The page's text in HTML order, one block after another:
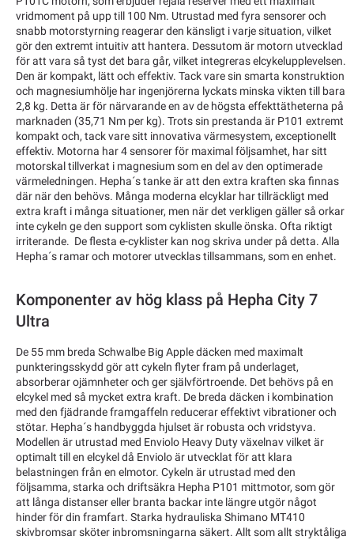
vridmoment på upp till 100 Nm. Utrustad med fyra sensorer och
snabb motorstyrning reagerar den känsligt i varje situation, vilket
gör den extremt intuitiv att hantera. Dessutom är motorn utvecklad
för att vara så tyst det bara går, vilket integreras elcykelupplevelsen.
Den är kompakt, lätt och effektiv. Tack vare sin smarta konstruktion
och magnesiumhölje har ingenjörerna lyckats minska vikten till bara
2,8 kg. Detta är för närvarande en av de högsta effekttätheterna på
marknaden (35,71 Nm per kg). Trots sin prestanda är P101 extremt
kompakt och, tack vare sitt innovativa värmesystem, exceptionellt
effektiv. Motorna har 4 sensorer för maximal följsamhet, har sitt
motorskal tillverkat i magnesium som en del av den optimerade
värmeledningen. Hepha´s tanke är att den extra kraften ska finnas
där när den behövs. Många moderna elcyklar har tillräckligt med
extra kraft i många situationer, men när det verkligen gäller så orkar
inte cykeln ge den support som cyklisten skulle önska. Ofta riktigt
irriterande. De flesta e-cyklister kan nog skriva under på detta. Alla
Hepha´s ramar och motorer utvecklas tillsammans, som en enhet.
Komponenter av hög klass på Hepha City 7
Ultra
De 55 mm breda Schwalbe Big Apple däcken med maximalt
punkteringsskydd gör att cykeln flyter fram på underlaget,
absorberar ojämnheter och ger självförtroende. Det behövs på en
elcykel med så mycket extra kraft. De breda däcken i kombination
med den fjädrande framgaffeln reducerar effektivt vibrationer och
stötar. Hepha´s handbyggda hjulset är robusta och vridstyva.
Modellen är utrustad med Enviolo Heavy Duty växelnav vilket är
optimalt till en elcykel då Enviolo är utvecklat för att klara
belastningen från en elmotor. Cykeln är utrustad med den
följsamma, starka och driftsäkra Hepha P101 mittmotor, som gör
att långa distanser eller branta backar inte längre utgör något
hinder för din framfart. Starka hydrauliska Shimano MT410
skivbromsar sköter inbromsningarna säkert. Allt som allt stryktåliga